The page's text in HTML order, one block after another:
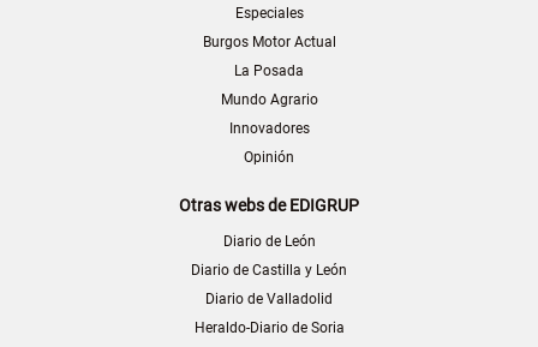
Especiales
Burgos Motor Actual
La Posada
Mundo Agrario
Innovadores
Opinión
Otras webs de EDIGRUP
Diario de León
Diario de Castilla y León
Diario de Valladolid
Heraldo-Diario de Soria